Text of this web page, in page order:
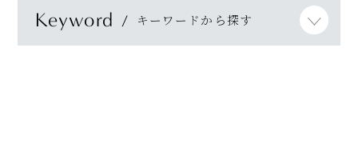
Keyword キーワードから探す